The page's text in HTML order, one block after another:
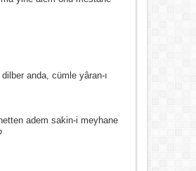
anda, cümle yâran-ı
adem sakin-i meyhane